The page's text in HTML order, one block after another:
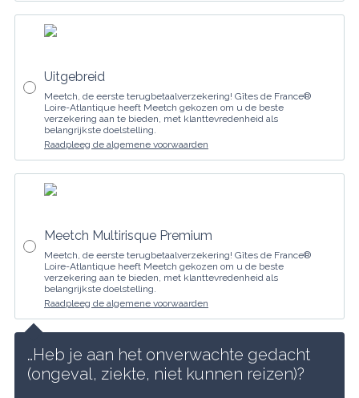
Uitgebreid
Meetch, de eerste terugbetaalverzekering! Gîtes de France®
Loire-Atlantique heeft Meetch gekozen om u de beste
verzekering aan te bieden, met klanttevredenheid als
belangrijkste doelstelling.
Raadpleeg de algemene voorwaarden
Meetch Multirisque Premium
Meetch, de eerste terugbetaalverzekering! Gîtes de France®
Loire-Atlantique heeft Meetch gekozen om u de beste
verzekering aan te bieden, met klanttevredenheid als
belangrijkste doelstelling.
Raadpleeg de algemene voorwaarden
…Heb je aan het onverwachte gedacht
(ongeval, ziekte, niet kunnen reizen)?